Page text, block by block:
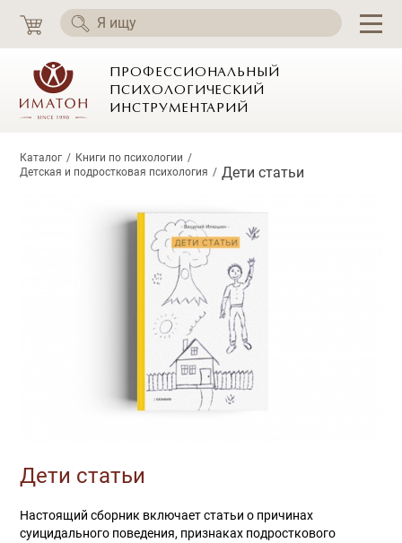
ПРОФЕССИОНАЛЬНЫЙ
ПСИХОЛОГИЧЕСКИЙ
ИНСТРУМЕНТАРИЙ
Каталог
Книги по психологии
Детская и подростковая психология
Дети статьи
Дети статьи
Настоящий сборник включает статьи о причинах
суицидального поведения, признаках подросткового